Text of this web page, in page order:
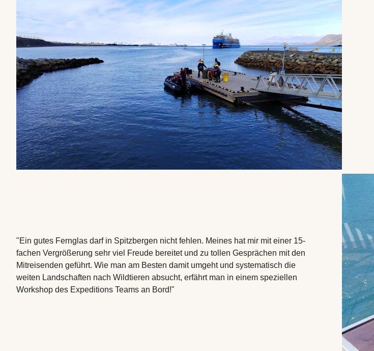
"Ein gutes Fernglas darf in Spitzbergen nicht fehlen. Meines hat mir mit einer 15-
fachen Vergrößerung sehr viel Freude bereitet und zu tollen Gesprächen mit den
Mitreisenden geführt. Wie man am Besten damit umgeht und systematisch die
weiten Landschaften nach Wildtieren absucht, erfährt man in einem speziellen
Workshop des Expeditions Teams an Bord!"